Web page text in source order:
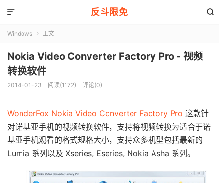
反斗限免 

Windows  正文
Nokia Video Converter Factory Pro - 视频
转换软件
2014-01-23 阅读(1172) 评论(0)
WonderFox Nokia Video Converter Factory Pro 这款针
对诺基亚手机的视频转换软件，支持将视频转换为适合于诺
基亚手机观看的格式规格大小，支持众多机型包括最新的
Lumia 系列以及 Xseries, Eseries, Nokia Asha 系列。